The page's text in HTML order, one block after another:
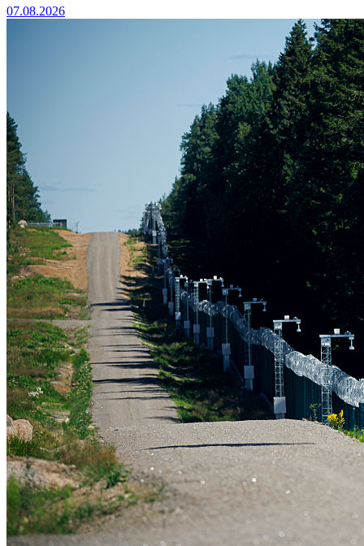
07.08.2026